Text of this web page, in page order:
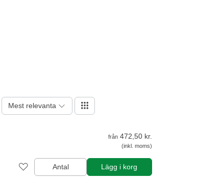
Mest relevanta
från 472,50 kr.
(inkl. moms)
Antal Lägg i korg